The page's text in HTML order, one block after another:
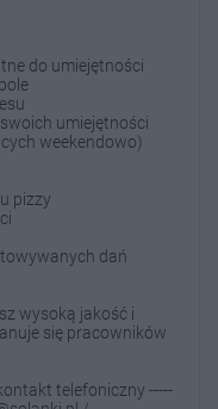
do umiejętności
umiejętności
weekendowo)
pizzy
dań
wysoką jakość i
się pracowników
telefoniczny -----